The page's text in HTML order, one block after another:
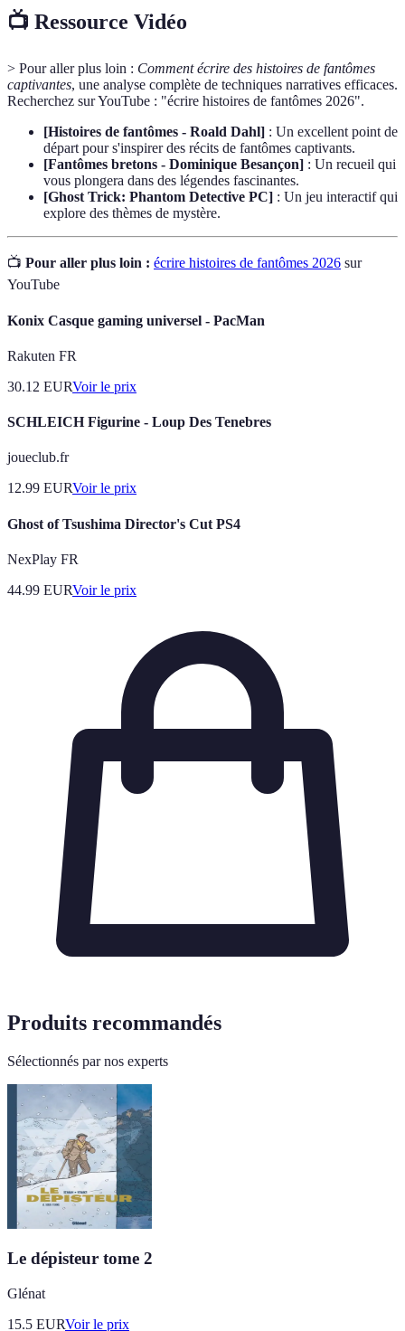
📺 Ressource Vidéo
> Pour aller plus loin : Comment écrire des histoires de fantômes
captivantes, une analyse complète de techniques narratives efficaces.
Recherchez sur YouTube : "écrire histoires de fantômes 2026".
[Histoires de fantômes - Roald Dahl] : Un excellent point de
départ pour s'inspirer des récits de fantômes captivants.
[Fantômes bretons - Dominique Besançon] : Un recueil qui
vous plongera dans des légendes fascinantes.
[Ghost Trick: Phantom Detective PC] : Un jeu interactif qui
explore des thèmes de mystère.
📺 Pour aller plus loin : écrire histoires de fantômes 2026 sur
YouTube
Konix Casque gaming universel - PacMan
Rakuten FR
30.12 EURVoir le prix
SCHLEICH Figurine - Loup Des Tenebres
joueclub.fr
12.99 EURVoir le prix
Ghost of Tsushima Director's Cut PS4
NexPlay FR
44.99 EURVoir le prix
Produits recommandés
Sélectionnés par nos experts
Le dépisteur tome 2
Glénat
15.5 EURVoir le prix